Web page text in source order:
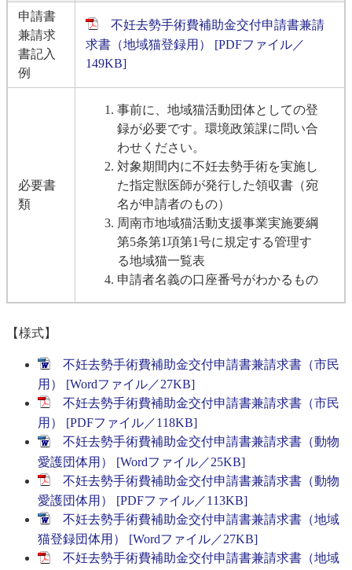
申請書
兼請求
書記入
例
不妊去勢手術費補助金交付申請書兼請
求書（地域猫登録用） [PDFファイル／
149KB]
必要書
類
事前に、地域猫活動団体としての登
録が必要です。環境政策課に問い合
わせください。
対象期間内に不妊去勢手術を実施し
た指定獣医師が発行した領収書（宛
名が申請者のもの）
​周南市地域猫活動支援事業実施要綱
第5条第1項第1号に規定する管理す
る地域猫一覧表
申請者名義の口座番号がわかるもの
【様式】
不妊去勢手術費補助金交付申請書兼請求書（市民
用） [Wordファイル／27KB]
不妊去勢手術費補助金交付申請書兼請求書（市民
用） [PDFファイル／118KB]
不妊去勢手術費補助金交付申請書兼請求書（動物
愛護団体用） [Wordファイル／25KB]
不妊去勢手術費補助金交付申請書兼請求書（動物
愛護団体用） [PDFファイル／113KB]
不妊去勢手術費補助金交付申請書兼請求書（地域
猫登録団体用） [Wordファイル／27KB]
不妊去勢手術費補助金交付申請書兼請求書（地域